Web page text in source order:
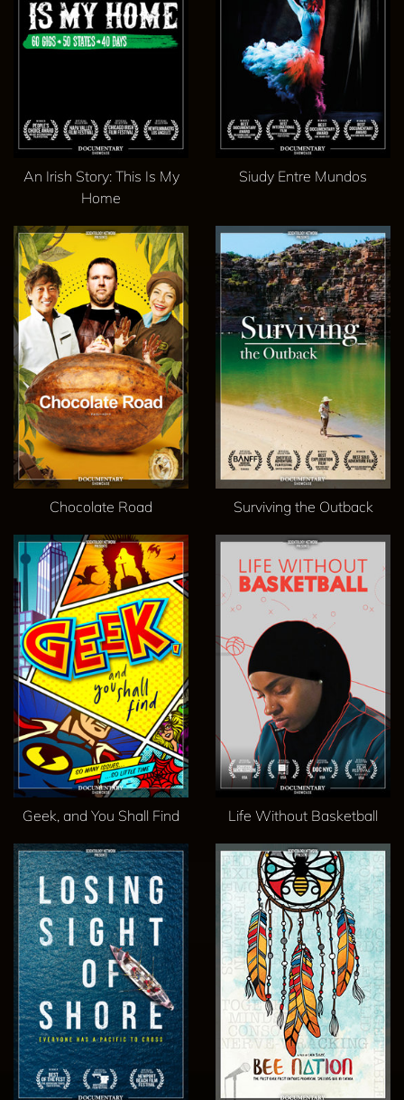
An Irish Story: This Is My
Home
Siudy Entre Mundos
Chocolate Road Surviving the Outback
Geek, and You Shall Find Life Without Basketball